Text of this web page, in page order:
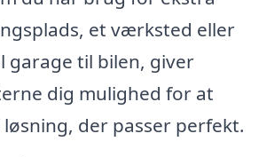
et værksted eller
garage til bilen, giver
dig mulighed for at
løsning, der passer perfekt.